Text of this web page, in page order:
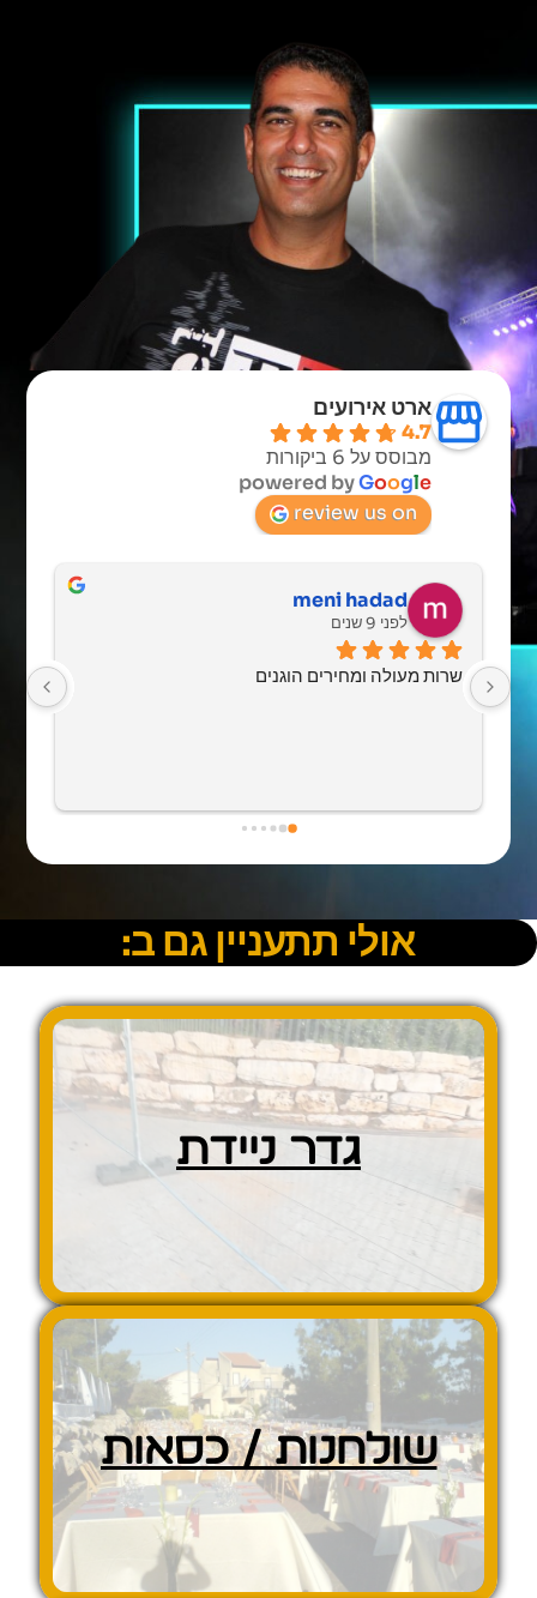
ארט אירועים
4.7
מבוסס על 6 ביקורות
powered byGoogle
review us on
meni hadad
לפני 9 שנים
שרות מעולה ומחירים הוגנים
אולי תתעניין גם ב:
גדר ניידת
שולחנות / כסאות